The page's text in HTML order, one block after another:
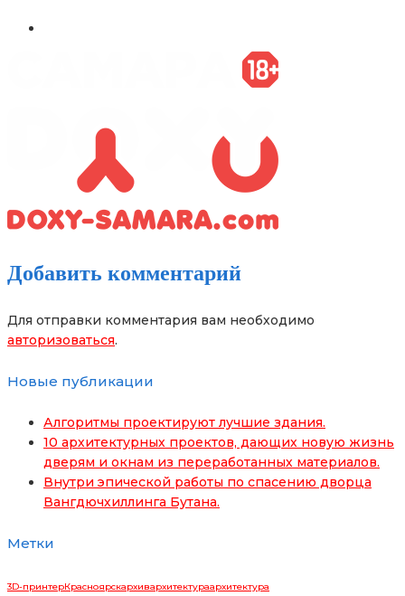
Добавить комментарий
Для отправки комментария вам необходимо
авторизоваться.
Новые публикации
Алгоритмы проектируют лучшие здания.
10 архитектурных проектов, дающих новую жизнь
дверям и окнам из переработанных материалов.
Внутри эпической работы по спасению дворца
Вангдючхиллинга Бутана.
Метки
3D-принтерКрасноярскархивархитектураархитектура